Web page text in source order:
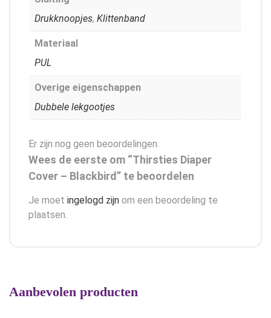
Drukknoopjes, Klittenband
Materiaal
PUL
Overige eigenschappen
Dubbele lekgootjes
Er zijn nog geen beoordelingen.
Wees de eerste om “Thirsties Diaper
Cover – Blackbird” te beoordelen
Je moet ingelogd zijn om een beoordeling te
plaatsen.
Aanbevolen producten